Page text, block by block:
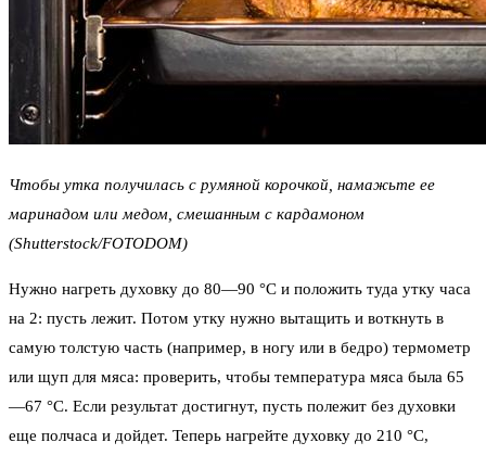
Чтобы утка получилась с румяной корочкой, намажьте ее
маринадом или медом, смешанным с кардамоном
(Shutterstock/FOTODOM)
Нужно нагреть духовку до 80—90 °С и положить туда утку часа
на 2: пусть лежит. Потом утку нужно вытащить и воткнуть в
самую толстую часть (например, в ногу или в бедро) термометр
или щуп для мяса: проверить, чтобы температура мяса была 65
—67 °С. Если результат достигнут, пусть полежит без духовки
еще полчаса и дойдет. Теперь нагрейте духовку до 210 °С,